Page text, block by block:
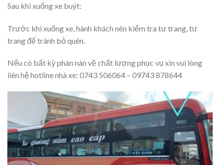
Sau khi xuống xe buýt:
Trước khi xuống xe, hành khách nên kiểm tra tư trang, tư
trang để tránh bỏ quên.
Nếu có bất kỳ phàn nàn về chất lượng phục vụ xin vui lòng
liên hệ hotline nhà xe: 0743 506064 – 09743 878644